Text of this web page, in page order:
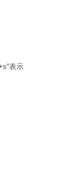
表示